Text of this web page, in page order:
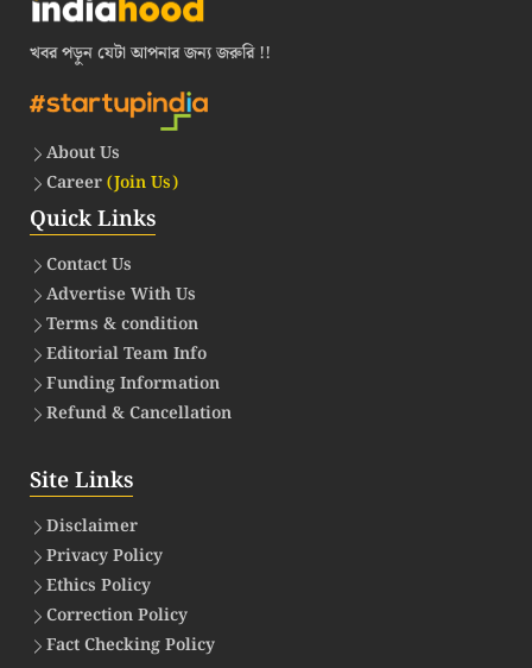
খবর পড়ুন যেটা আপনার জন্য জরুরি !!
About Us
Career(Join Us)
Quick Links
Contact Us
Advertise With Us
Terms & condition
Editorial Team Info
Funding Information
Refund & Cancellation
Site Links
Disclaimer
Privacy Policy
Ethics Policy
Correction Policy
Fact Checking Policy